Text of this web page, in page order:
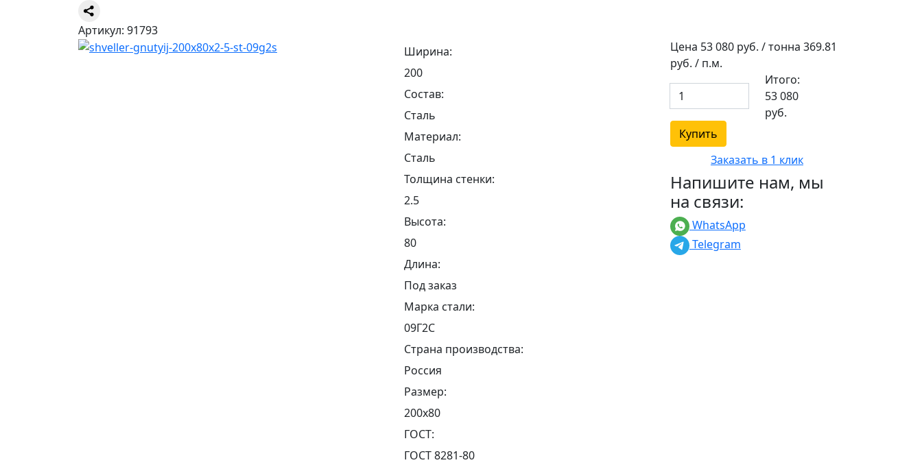
Артикул: 91793
Ширина:
200
Состав:
Сталь
Материал:
Сталь
Толщина стенки:
2.5
Высота:
80
Длина:
Под заказ
Марка стали:
09Г2С
Страна производства:
Россия
Размер:
200х80
ГОСТ:
ГОСТ 8281-80
Цена 53 080 руб. / тонна 369.81
руб. / п.м.
Итого:
53 080
руб.
Купить
Заказать в 1 клик
Напишите нам, мы
на связи:
WhatsApp
Telegram